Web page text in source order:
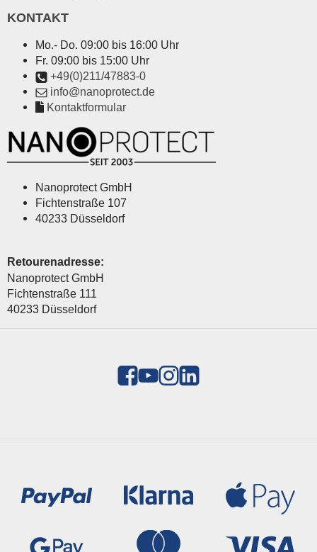
KONTAKT
Mo.- Do. 09:00 bis 16:00 Uhr
Fr. 09:00 bis 15:00 Uhr
+49(0)211/47883-0
info@nanoprotect.de
Kontaktformular
Nanoprotect GmbH
Fichtenstraße 107
40233 Düsseldorf
Retourenadresse:
Nanoprotect GmbH
Fichtenstraße 111
40233 Düsseldorf